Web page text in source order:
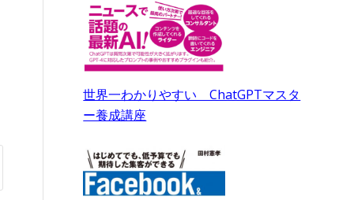
世界一わかりやすい ChatGPTマスタ
ー養成講座